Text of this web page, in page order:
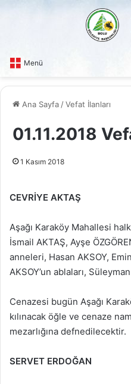
Menü
Ana Sayfa /Vefat İlanları
01.11.2018
1 Kasım 2018
CEVRİYE AKTAŞ
Aşağı Karaköy Mahallesi
İsmail AKTAŞ, Ayşe
anneleri, Hasan AKSOY,
AKSOY’un ablaları,
Cenazesi bugün Aşağı
kılınacak öğle ve cenaze
mezarlığına defnedilecektir.
SERVET ERDOĞAN